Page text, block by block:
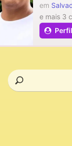
Perfil
em
e mais 3